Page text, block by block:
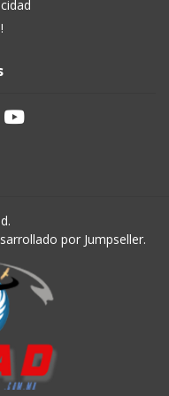
por Jumpseller.